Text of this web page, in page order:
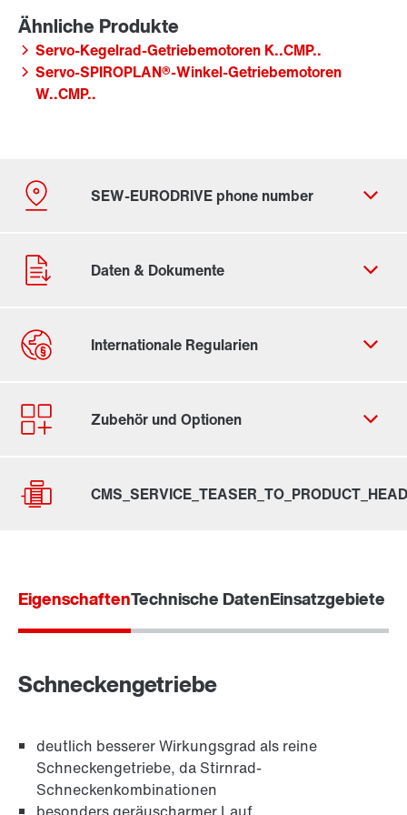
Servo-Kegelrad-Getriebemotoren K..CMP..
Servo-SPIROPLAN®-Winkel-Getriebemotoren
W..CMP..
Durch Aktivierung der PLZ-Suche werden von Google
Datenschutzhinweisen
TorqLOC®-Klemmverbindung
Antriebsauslegung
Produktkonfigurator
VIEW
Online Support
EigenschaftenTechnische DatenEinsatzgebiete
Schneckengetriebe
deutlich besserer Wirkungsgrad als reine
Schneckengetriebe, da Stirnrad-
Schneckenkombinationen